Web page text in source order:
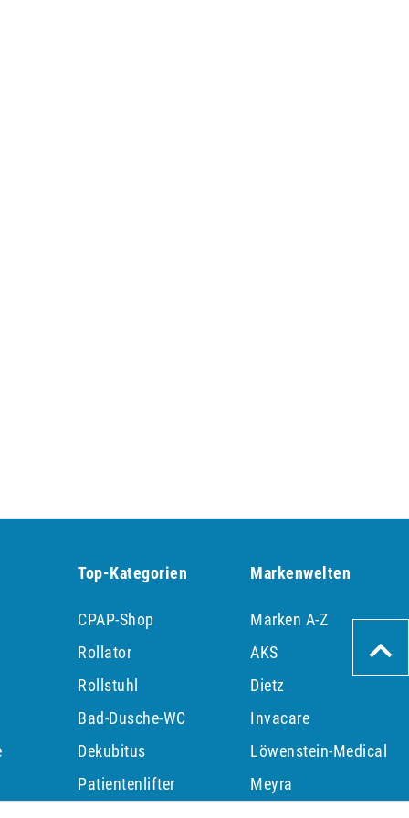
Top-Kategorien
CPAP-Shop
Rollator
Rollstuhl
Bad-Dusche-WC
Dekubitus
Patientenlifter
Markenwelten
Marken A-Z
AKS
Dietz
Invacare
Löwenstein-Medical
Meyra